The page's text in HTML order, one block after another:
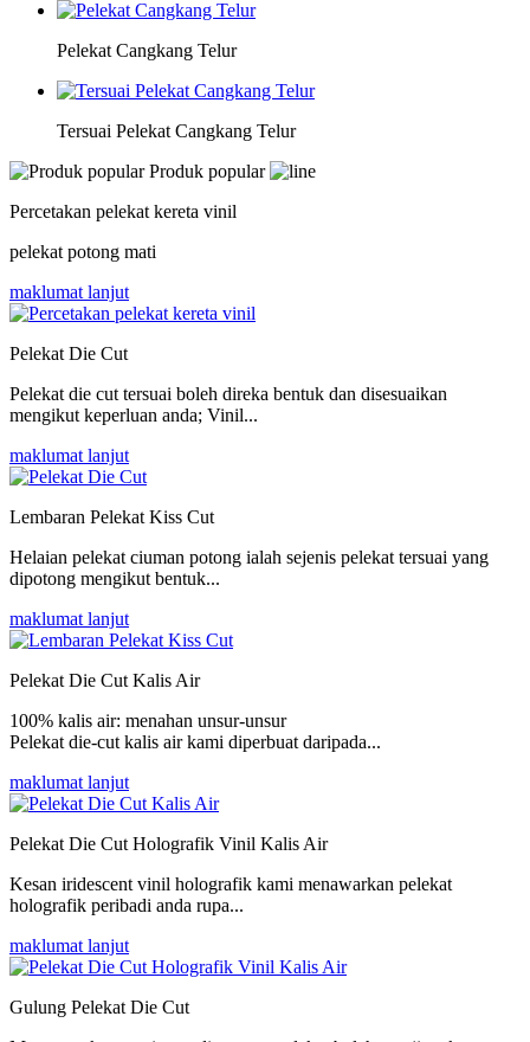
Pelekat Cangkang Telur
Tersuai Pelekat Cangkang Telur
Produk popular
Percetakan pelekat kereta vinil
pelekat potong mati
maklumat lanjut
Pelekat Die Cut
Pelekat die cut tersuai boleh direka bentuk dan disesuaikan
mengikut keperluan anda; Vinil...
maklumat lanjut
Lembaran Pelekat Kiss Cut
Helaian pelekat ciuman potong ialah sejenis pelekat tersuai yang
dipotong mengikut bentuk...
maklumat lanjut
Pelekat Die Cut Kalis Air
100% kalis air: menahan unsur-unsur
Pelekat die-cut kalis air kami diperbuat daripada...
maklumat lanjut
Pelekat Die Cut Holografik Vinil Kalis Air
Kesan iridescent vinil holografik kami menawarkan pelekat
holografik peribadi anda rupa...
maklumat lanjut
Gulung Pelekat Die Cut